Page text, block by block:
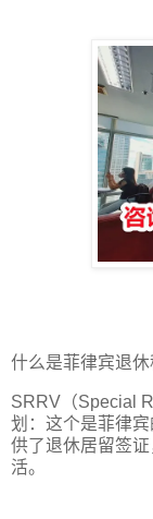
什么是菲律宾退休
SRRV（Special
划：这个是菲律
供了退休居留签
活。